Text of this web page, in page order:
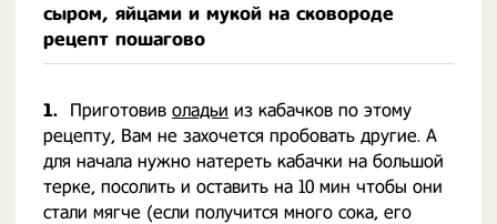
сыром, яйцами и мукой на сковороде
рецепт пошагово
1. Приготовив оладьи из кабачков по этому
рецепту, Вам не захочется пробовать другие. А
для начала нужно натереть кабачки на большой
терке, посолить и оставить на 10 мин чтобы они
стали мягче (если получится много сока, его